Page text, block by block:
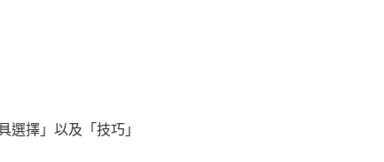
擇」以及「技巧」